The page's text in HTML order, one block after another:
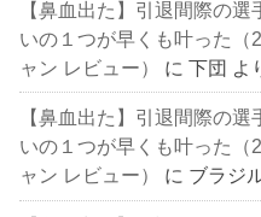
【鼻血出た】引退間際の
いの１つが早くも叶った（
ャン レビュー）
に下団 よ
【鼻血出た】引退間際の
いの１つが早くも叶った（
ャン レビュー）
に ブラジ